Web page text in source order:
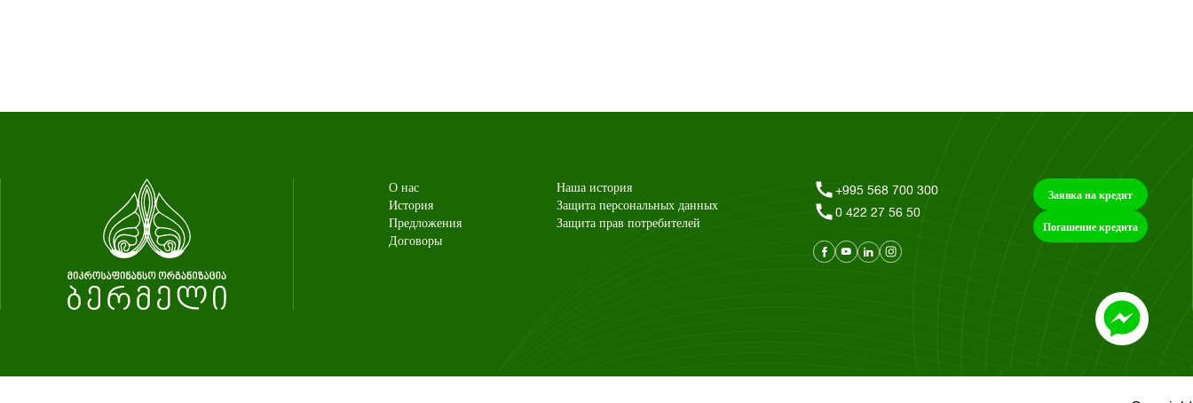
О нас
История
Предложения
Договоры
Наша история
Защита персональных данных
Защита прав потребителей
+995 568 700 300
0 422 27 56 50
Заявка на кредит
Погашение кредита